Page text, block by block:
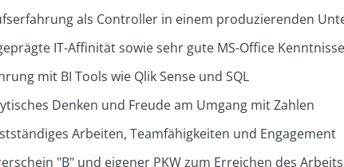
als Controller in einem produzierenden
IT-Affinität sowie sehr gute MS-Office Kenntnisse
mit BI Tools wie Qlik Sense und SQL
Denken und Freude am Umgang mit Zahlen
Arbeiten, Teamfähigkeiten und Engagement
"B" und eigener PKW zum Erreichen des